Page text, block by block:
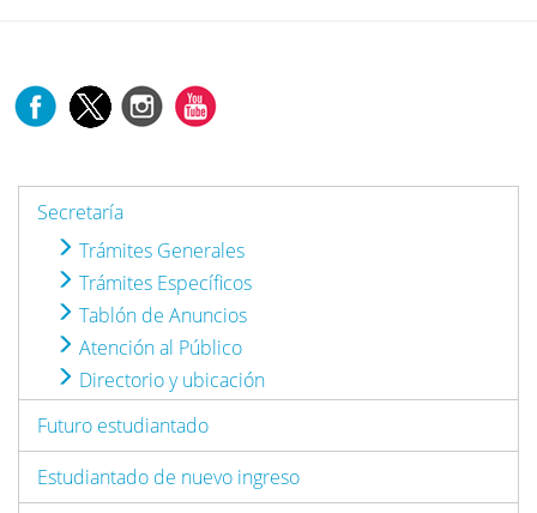
Secretaría
Trámites Generales
Trámites Específicos
Tablón de Anuncios
Atención al Público
Directorio y ubicación
Futuro estudiantado
Estudiantado de nuevo ingreso